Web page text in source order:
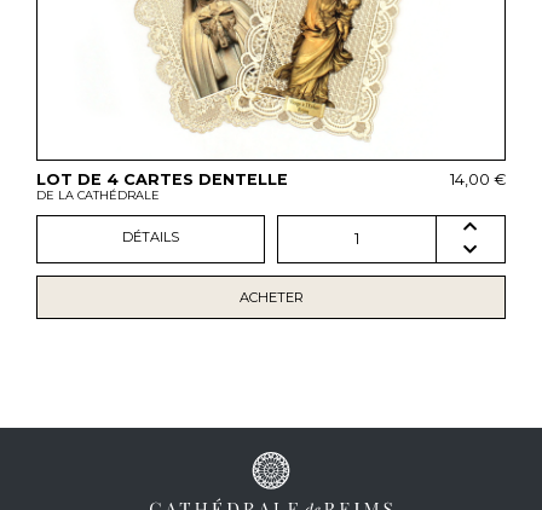
LOT DE 4 CARTES DENTELLE
DE LA CATHÉDRALE
14,00 €
DÉTAILS 1
ACHETER